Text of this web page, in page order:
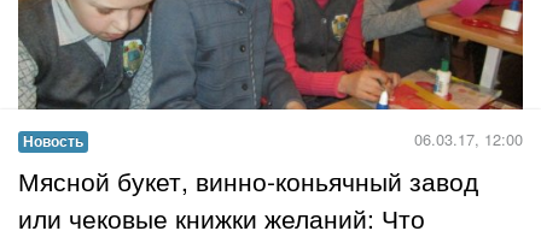
У Кропивницькому записали соціальний відеоролик,
покликаний привернути увагу до проблем дітей з інвалідністю
Читать дальше →